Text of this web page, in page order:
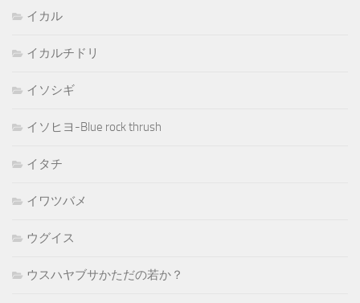
イカル
イカルチドリ
イソシギ
イソヒヨ-Blue rock thrush
イタチ
イワツバメ
ウグイス
ウスハヤブサかただの若か？